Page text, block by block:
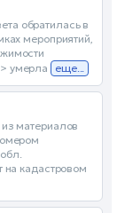
обратилась в
мероприятий,
умерла
еще...
материалов
на кадастровом